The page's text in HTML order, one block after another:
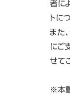
者に
トに
また
にご
せて
※本